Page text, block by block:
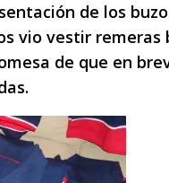
de los
vio vestir remeras
de que en